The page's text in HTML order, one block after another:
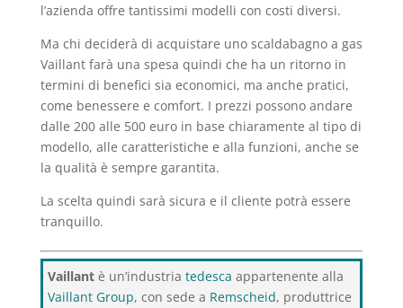
l’azienda offre tantissimi modelli con costi diversi.
Ma chi deciderà di acquistare uno scaldabagno a gas
Vaillant farà una spesa quindi che ha un ritorno in
termini di benefici sia economici, ma anche pratici,
come benessere e comfort. I prezzi possono andare
dalle 200 alle 500 euro in base chiaramente al tipo di
modello, alle caratteristiche e alla funzioni, anche se
la qualità è sempre garantita.
La scelta quindi sarà sicura e il cliente potrà essere
tranquillo.
Vaillantè un’industria tedesca appartenente alla
Vaillant Group, con sede a Remscheid, produttrice